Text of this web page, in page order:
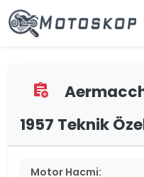
assignment_add
1957 Teknik
Motor Hacmi: